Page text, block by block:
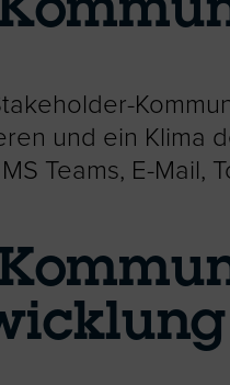
und ein Klima
Teams, E-